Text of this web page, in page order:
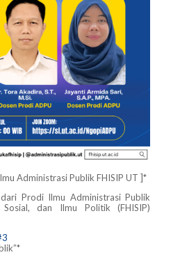
Administrasi Publik FHISIP UT ]*
Prodi Ilmu Administrasi Publik
dan Ilmu Politik (FHISIP)